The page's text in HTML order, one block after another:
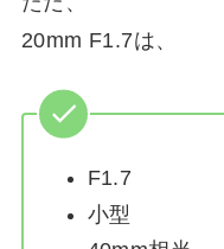
20mm F1.7は、
F1.7
小型